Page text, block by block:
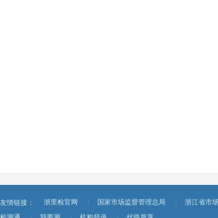
友情链接： 浙里检官网 国家市场监督管理总局 浙江省市